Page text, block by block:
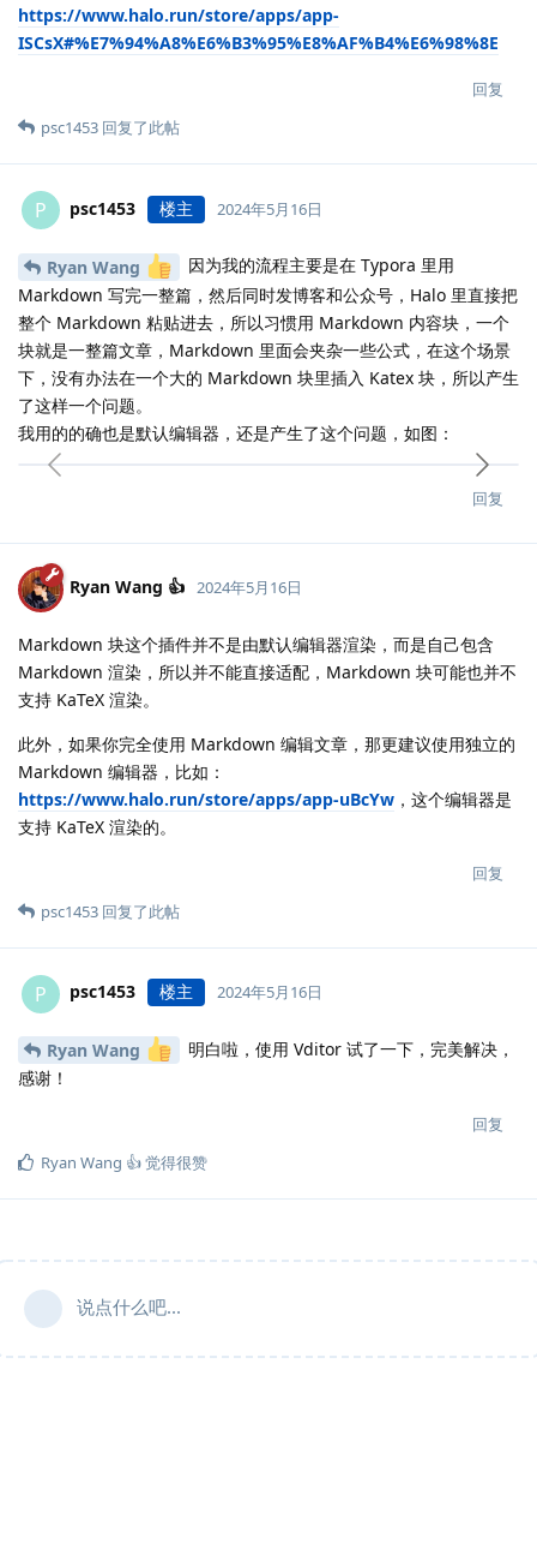
https://www.halo.run/store/apps/app-
ISCsX#%E7%94%A8%E6%B3%95%E8%AF%B4%E6%98%8E
回复
psc1453 回复了此帖
P psc1453 楼主 2024年5月16日
Ryan Wang
因为我的流程主要是在 Typora 里用
Markdown 写完一整篇，然后同时发博客和公众号，Halo 里直接把
整个 Markdown 粘贴进去，所以习惯用 Markdown 内容块，一个
块就是一整篇文章，Markdown 里面会夹杂一些公式，在这个场景
下，没有办法在一个大的 Markdown 块里插入 Katex 块，所以产生
了这样一个问题。
我用的的确也是默认编辑器，还是产生了这个问题，如图：
回复
Ryan Wang 👍 2024年5月16日
Markdown 块这个插件并不是由默认编辑器渲染，而是自己包含
Markdown 渲染，所以并不能直接适配，Markdown 块可能也并不
支持 KaTeX 渲染。
此外，如果你完全使用 Markdown 编辑文章，那更建议使用独立的
Markdown 编辑器，比如：
https://www.halo.run/store/apps/app-uBcYw ，这个编辑器是
支持 KaTeX 渲染的。
回复
psc1453 回复了此帖
P psc1453 楼主 2024年5月16日
Ryan Wang
明白啦，使用 Vditor 试了一下，完美解决，
感谢！
回复
Ryan Wang 👍觉得很赞
说点什么吧...